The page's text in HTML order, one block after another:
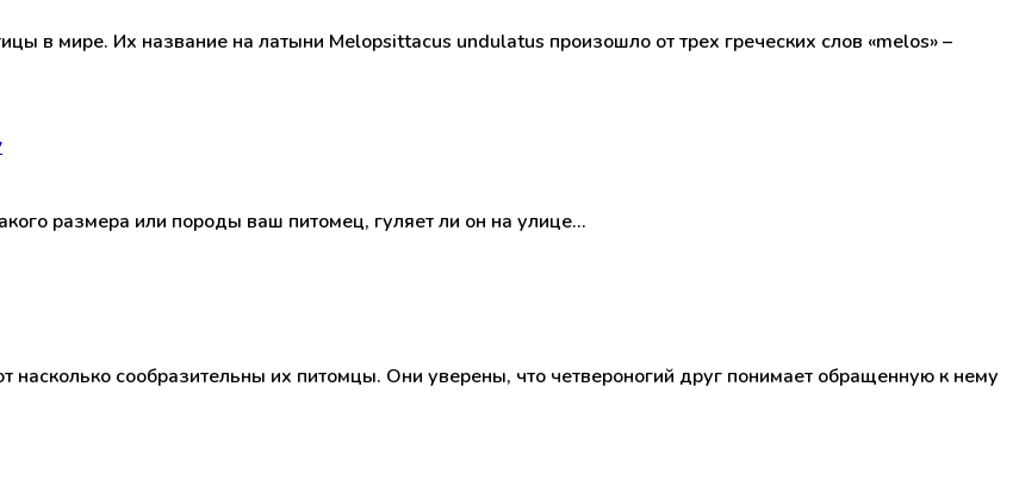
в мире. Их название на латыни Melopsittacus undulatus произошло от трех греческих слов «melos» –
размера или породы ваш питомец, гуляет ли он на улице…
насколько сообразительны их питомцы. Они уверены, что четвероногий друг понимает обращенную к нему